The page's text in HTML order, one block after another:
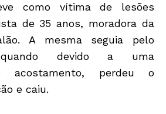
como vítima de lesões
de 35 anos, moradora da
A mesma seguia pelo
quando devido a uma
acostamento, perdeu o
e caiu.